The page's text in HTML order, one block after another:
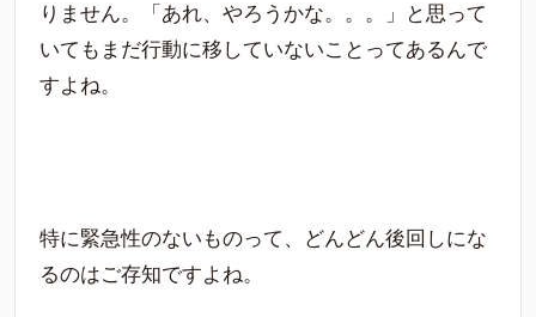
りません。「あれ、やろうかな。。。」と思って
いてもまだ行動に移していないことってあるんで
すよね。
特に緊急性のないものって、どんどん後回しにな
るのはご存知ですよね。